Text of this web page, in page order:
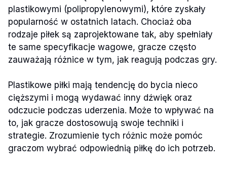
plastikowymi (polipropylenowymi), które zyskały
popularność w ostatnich latach. Chociaż oba
rodzaje piłek są zaprojektowane tak, aby spełniały
te same specyfikacje wagowe, gracze często
zauważają różnice w tym, jak reagują podczas gry.
Plastikowe piłki mają tendencję do bycia nieco
cięższymi i mogą wydawać inny dźwięk oraz
odczucie podczas uderzenia. Może to wpływać na
to, jak gracze dostosowują swoje techniki i
strategie. Zrozumienie tych różnic może pomóc
graczom wybrać odpowiednią piłkę do ich potrzeb.